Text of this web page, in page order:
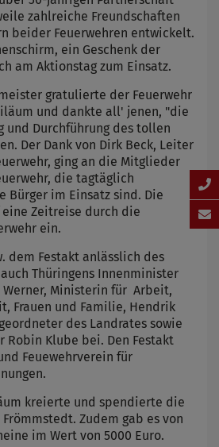
zahlreiche Freundschaften
beider Feuerwehren entwickelt.
ein Geschenk der
am Aktionstag zum Einsatz.
gratulierte der Feuerwehr
und dankte all' jenen, "die
und Durchführung des tollen
Der Dank von Dirk Beck, Leiter
ging an die Mitglieder
die tagtäglich
Bürger im Einsatz sind. Die
Zeitreise durch die
ein.
dem Festakt anlässlich des
Thüringens Innenminister
Werner, Ministerin für Arbeit,
Frauen und Familie, Hendrik
des Landrates sowie
Robin Klube bei. Den Festakt
Feuewehrverein für
kreierte und spendierte die
Zudem gab es von
im Wert von 5000 Euro.